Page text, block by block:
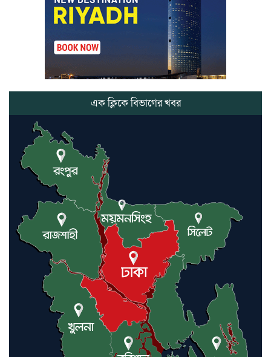
লাউয়াছড়া জাতীয় উদ্যানের সিএমসি
হিসাবরক্ষক আবজালুল হকের
মৃত্যুতে,এলাকায় শোকের ছায়া
ভোলাগঞ্জ স্থলবন্দরে এলসি আটকে
হয়রানির অভিযোগ, বিএনপির সাবেক
সভাপতির
গলিত মরদেহ উদ্ধার
লন্ডনে আদমপুর ইউনাইটেড কলেজ
বাস্তবায়ন নিয়ে আলোচনা সভা
আন্তর্জাতিক মানবাধিকার সম্মেলনে
বিশেষ সম্মাননা পেলেন ফারুক খাঁন,
শ্রীমঙ্গলে সংবর্ধনা
এক ক্লিকে বিভাগের খবর